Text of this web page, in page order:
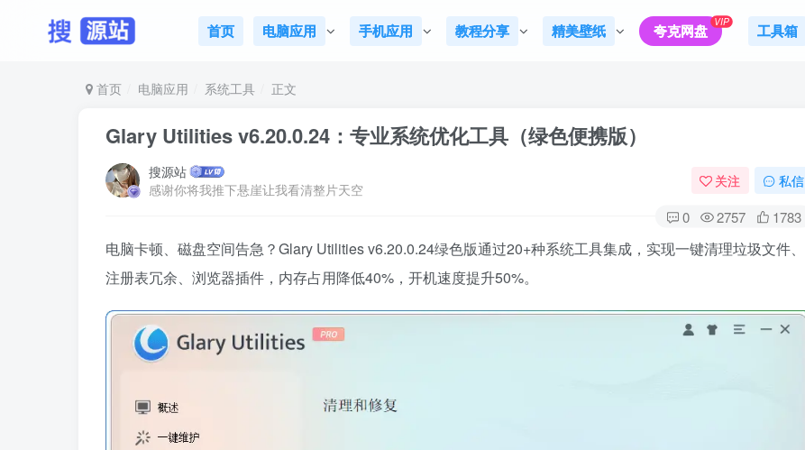
首页 电脑应用 手机应用 教程分享 精美壁纸 夸克网盘 VIP 工具箱
首页 电脑应用 系统工具 正文
Glary Utilities v6.20.0.24：专业系统优化工具（绿色便携版）
搜源站
感谢你将我推下悬崖让我看清整片天空
关注 私信
0 2757 1783
电脑卡顿、磁盘空间告急？Glary Utilities v6.20.0.24绿色版通过20+种系统工具集成，实现一键清理垃圾文件、
注册表冗余、浏览器插件，内存占用降低40%，开机速度提升50%。